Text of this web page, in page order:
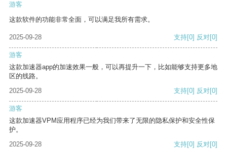
游客
这款软件的功能非常全面，可以满足我所有需求。
2025-09-28 支持[0] 反对[0]
游客
这款加速器app的加速效果一般，可以再提升一下，比如能够支持更多地
区的线路。
2025-09-28
支持[0] 反对[0]
游客
这款加速器VPM应用程序已经为我们带来了无限的隐私保护和安全性保
护。
2025-09-28
支持[0] 反对[0]